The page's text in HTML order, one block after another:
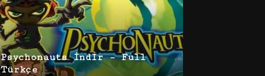
Psychonauts İndir – Full
Türkçe